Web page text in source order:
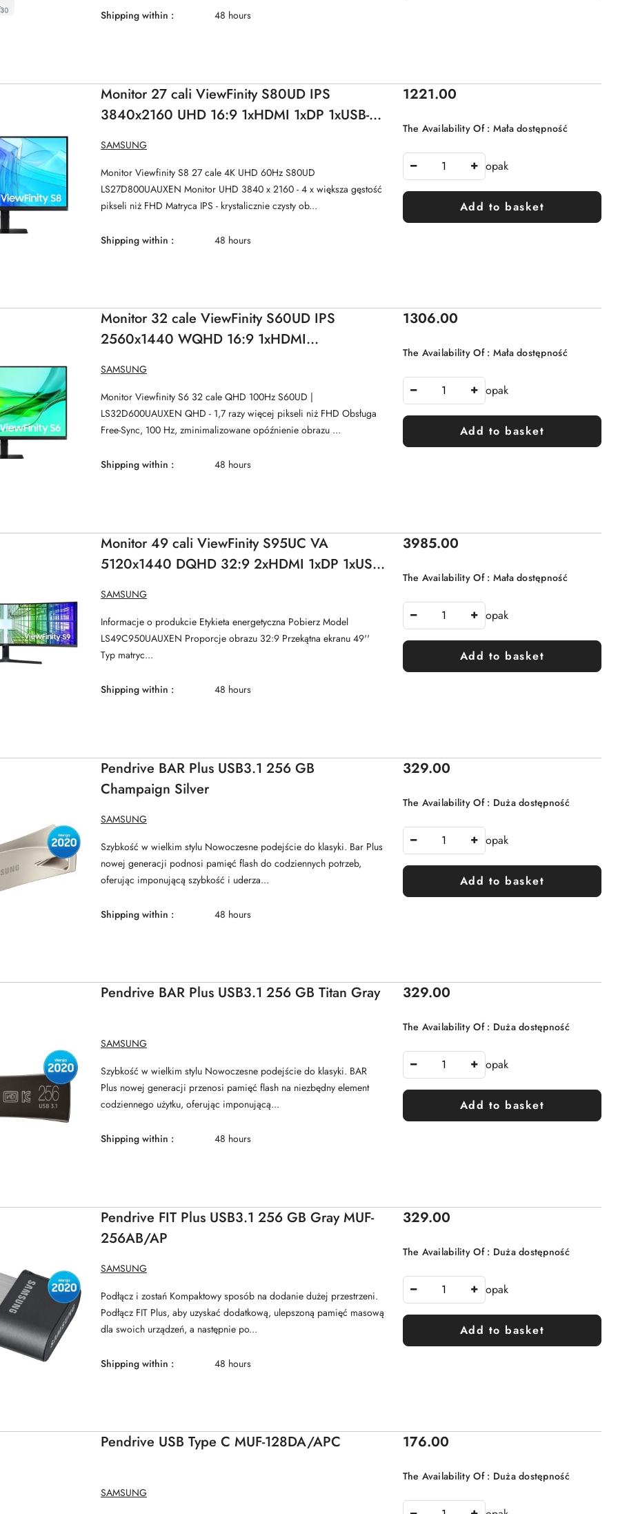
Shipping within : 48 hours
Monitor 27 cali ViewFinity S80UD IPS
3840x2160 UHD 16:9 1xHDMI 1xDP 1xUSB-C
60Hz HAS+PIV pła
MANUFACTURER
NAME:
SAMSUNG
Monitor Viewfinity S8 27 cale 4K UHD 60Hz S80UD
LS27D800UAUXEN Monitor UHD 3840 x 2160 - 4 x większa gęstość
pikseli niż FHD Matryca IPS - krystalicznie czysty ob...
Shipping within : 48 hours
Price:
1221.00
The Availability Of : Mała dostępność
opak
Add to basket
Monitor 32 cale ViewFinity S60UD IPS
2560x1440 WQHD 16:9 1xHDMI
KVM 5ms PinP/PbyP 100Hz H
MANUFACTURER
NAME:
SAMSUNG
Monitor Viewfinity S6 32 cale QHD 100Hz S60UD |
LS32D600UAUXEN QHD - 1,7 razy więcej pikseli niż FHD Obsługa
Free-Sync, 100 Hz, zminimalizowane opóźnienie obrazu ...
Shipping within : 48 hours
Price:
1306.00
The Availability Of : Mała dostępność
opak
Add to basket
Monitor 49 cali ViewFinity S95UC VA
5120x1440 DQHD 32:9 2xHDMI 1xDP 1xUSB-
120Hz HAS gł. zakr
MANUFACTURER
NAME:
SAMSUNG
Informacje o produkcie Etykieta energetyczna Pobierz Model
LS49C950UAUXEN Proporcje obrazu 32:9 Przekątna ekranu 49''
Typ matryc...
Shipping within : 48 hours
Price:
3985.00
The Availability Of : Mała dostępność
opak
Add to basket
Pendrive BAR Plus USB3.1 256 GB
Champaign Silver
MANUFACTURER
NAME:
SAMSUNG
Szybkość w wielkim stylu Nowoczesne podejście do klasyki. Bar Plus
nowej generacji podnosi pamięć flash do codziennych potrzeb,
oferując imponującą szybkość i uderza...
Shipping within : 48 hours
Price:
329.00
The Availability Of : Duża dostępność
opak
Add to basket
Pendrive BAR Plus USB3.1 256 GB Titan Gray
MANUFACTURER
NAME:
SAMSUNG
Szybkość w wielkim stylu Nowoczesne podejście do klasyki. BAR
Plus nowej generacji przenosi pamięć flash na niezbędny element
codziennego użytku, oferując imponującą...
Shipping within : 48 hours
Price:
329.00
The Availability Of : Duża dostępność
opak
Add to basket
Pendrive FIT Plus USB3.1 256 GB Gray MUF-
256AB/AP
MANUFACTURER
NAME:
SAMSUNG
Podłącz i zostań Kompaktowy sposób na dodanie dużej przestrzeni.
Podłącz FIT Plus, aby uzyskać dodatkową, ulepszoną pamięć masową
dla swoich urządzeń, a następnie po...
Shipping within : 48 hours
Price:
329.00
The Availability Of : Duża dostępność
opak
Add to basket
Pendrive USB Type C MUF-128DA/APC
MANUFACTURER
NAME:
SAMSUNG
Price:
176.00
The Availability Of : Duża dostępność